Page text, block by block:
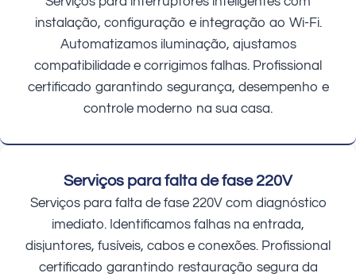
instalação, configuração e integração ao Wi-Fi.
Automatizamos iluminação, ajustamos
compatibilidade e corrigimos falhas. Profissional
certificado garantindo segurança, desempenho e
controle moderno na sua casa.
Serviços para falta de fase 220V
Serviços para falta de fase 220V com diagnóstico
imediato. Identificamos falhas na entrada,
disjuntores, fusíveis, cabos e conexões. Profissional
certificado garantindo restauração segura da